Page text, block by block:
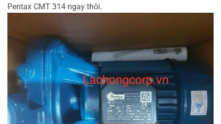
Pentax CMT 314 ngay thôi.